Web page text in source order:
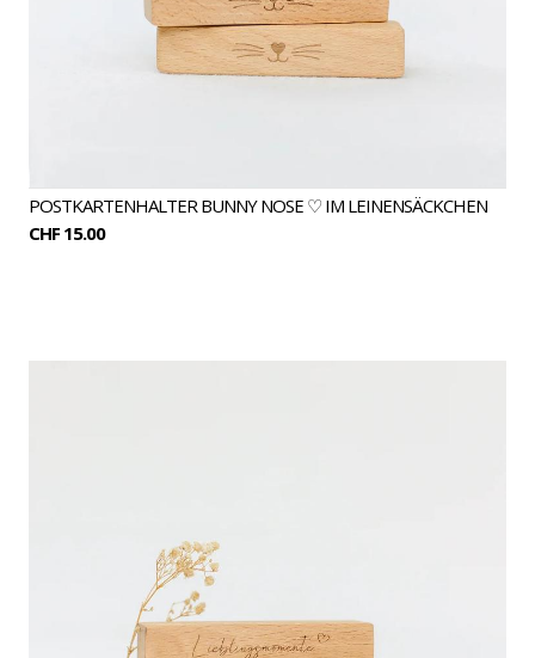
POSTKARTENHALTER BUNNY NOSE ♡ IM LEINENSÄCKCHEN
CHF 15.00